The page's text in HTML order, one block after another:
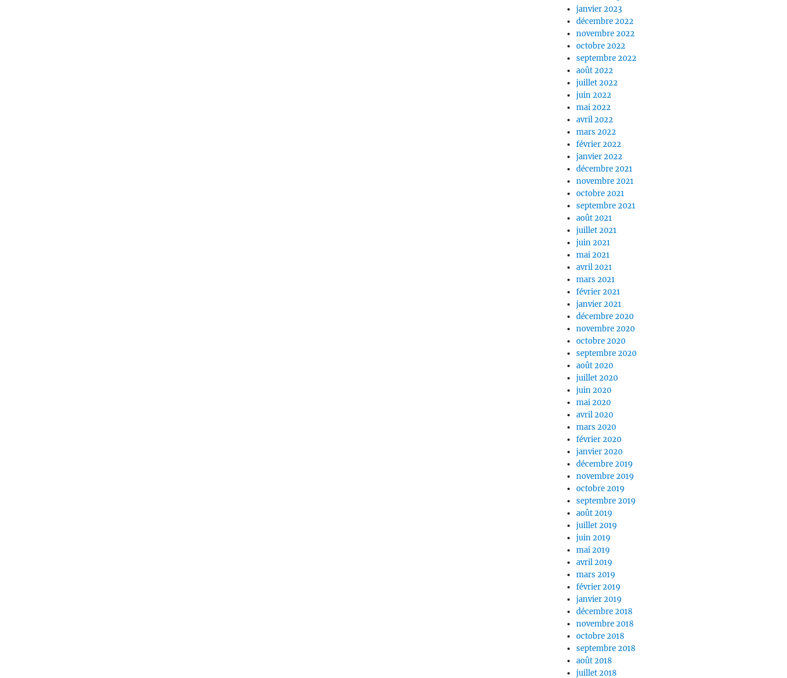
janvier 2023
décembre 2022
novembre 2022
octobre 2022
septembre 2022
août 2022
juillet 2022
juin 2022
mai 2022
avril 2022
mars 2022
février 2022
janvier 2022
décembre 2021
novembre 2021
octobre 2021
septembre 2021
août 2021
juillet 2021
juin 2021
mai 2021
avril 2021
mars 2021
février 2021
janvier 2021
décembre 2020
novembre 2020
octobre 2020
septembre 2020
août 2020
juillet 2020
juin 2020
mai 2020
avril 2020
mars 2020
février 2020
janvier 2020
décembre 2019
novembre 2019
octobre 2019
septembre 2019
août 2019
juillet 2019
juin 2019
mai 2019
avril 2019
mars 2019
février 2019
janvier 2019
décembre 2018
novembre 2018
octobre 2018
septembre 2018
août 2018
juillet 2018